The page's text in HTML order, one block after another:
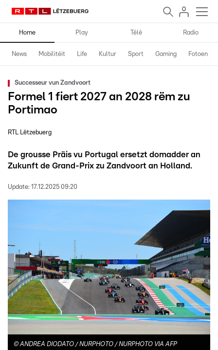
Home Play Télé Radio
News Mobilitéit Life Kultur Sport Gaming Fotoen
Successeur vun Zandvoort
Formel 1 fiert 2027 an 2028 rëm zu
Portimao
RTL Lëtzebuerg
De grousse Präis vu Portugal ersetzt domadder an
Zukunft de Grand-Prix zu Zandvoort an Holland.
Update: 17.12.2025 09:20
©ANDREA DIODATO / NURPHOTO / NURPHOTO VIA AFP